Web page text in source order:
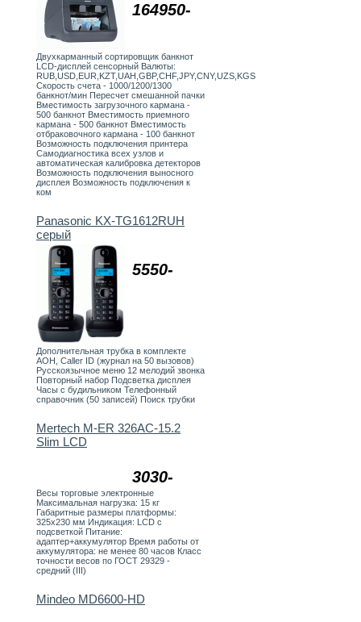
164950-
Двухкарманный сортировщик банкнот
LCD-дисплей сенсорный Валюты:
RUB,USD,EUR,KZT,UAH,GBP,CHF,JPY,CNY,UZS,KGS
Скорость счета - 1000/1200/1300
банкнот/мин Пересчет смешанной пачки
Вместимость загрузочного кармана -
500 банкнот Вместимость приемного
кармана - 500 банкнот Вместимость
отбраковочного кармана - 100 банкнот
Возможность подключения принтера
Самодиагностика всех узлов и
автоматическая калибровка детекторов
Возможность подключения выносного
дисплея Возможность подключения к
ком
5550-
Panasonic KX-TG1612RUH
серый
Дополнительная трубка в комплекте
АОН, Caller ID (журнал на 50 вызовов)
Русскоязычное меню 12 мелодий звонка
Повторный набор Подсветка дисплея
Часы с будильником Телефонный
справочник (50 записей) Поиск трубки
3030-
Mertech M-ER 326AC-15.2
Slim LCD
Весы торговые электронные
Максимальная нагрузка: 15 кг
Габаритные размеры платформы:
325х230 мм Индикация: LCD с
подсветкой Питание:
адаптер+аккумулятор Время работы от
аккумулятора: не менее 80 часов Класс
точности весов по ГОСТ 29329 -
средний (III)
Mindeo MD6600-HD